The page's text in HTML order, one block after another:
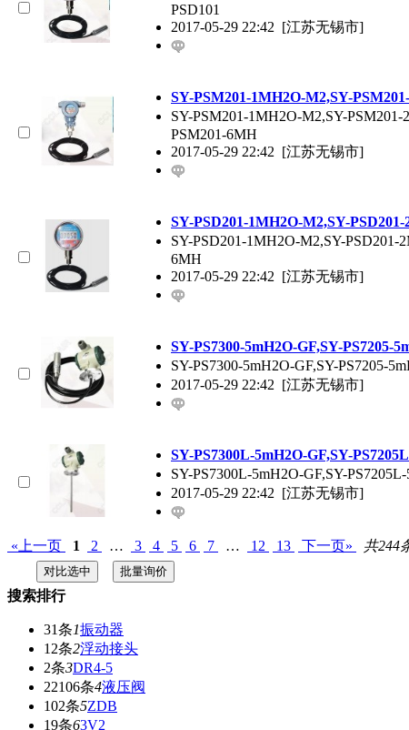
PSD101
2017-05-29 22:42 [江苏无锡市]
SY-PSM201-1MH2O-M2,SY-
SY-PSM201-1MH2O-M2,SY-
PSM201-6MH
2017-05-29 22:42 [江苏无锡市]
SY-PSD201-1MH2O-M2,SY-
SY-PSD201-1MH2O-M2,SY-
6MH
2017-05-29 22:42 [江苏无锡市]
SY-PS7300-5mH2O-GF,SY-PS7205-
SY-PS7300-5mH2O-GF,SY-PS7205-
2017-05-29 22:42 [江苏无锡市]
SY-PS7300L-5mH2O-GF,SY-
SY-PS7300L-5mH2O-GF,SY-
2017-05-29 22:42 [江苏无锡市]
«上一页 1 2 … 3 4 5 6 7 … 12 13 下一页» 共244
搜索排行
31条1振动器
12条2浮动接头
2条3DR4-5
22106条4液压阀
102条5ZDB
19条63V2